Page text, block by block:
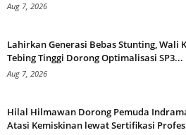
Aug 7, 2026
Lahirkan Generasi Bebas Stunting, Wali
Tebing Tinggi Dorong Optimalisasi SP3...
Aug 7, 2026
Hilal Hilmawan Dorong Pemuda
Atasi Kemiskinan lewat Sertifikasi